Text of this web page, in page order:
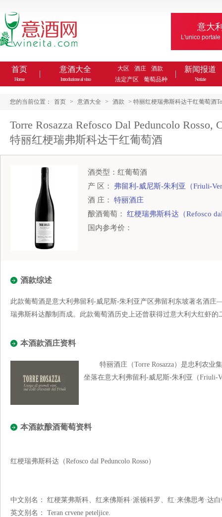
意大
L'unico
首页
Home
意酒大全
Introduzione al vino
大区 酒庄
酒款
法定产区
葡萄品种
新闻报道
Notizie
您的当前位置： 首页 > 意酒大全 > 酒款 > 特丽红梗瑞弗斯科达干红葡萄酒
Torre Rosazza Refosco Dal Peduncolo
特丽红梗瑞弗斯科达干红葡萄酒
酒类型：红葡萄酒
产 区： 弗留利-威尼斯-朱利亚（Friuli-
酒 庄： 特丽酒庄
酿酒葡萄： 红梗瑞弗斯科达（Refosco
国内参考价：
酒款综述
此款葡萄酒是意大利弗留利-威尼斯-朱利亚产区弗留利东坡著名酒
瑞弗斯科达酿制而成。此款葡萄酒历史上还曾获得过意大利大红虾的
本酒款酒庄资料
特丽酒庄（Torre Rosazza）是忠利农业集
坐落在意大利弗留利-威尼斯-朱利亚（Friuli-
本酒款酿酒葡萄资料
红梗瑞弗斯科达（Refosco dal Peduncolo Rosso）
中文别名： 红梗莱弗斯科、红来佛斯科·派顿科罗、红·来佛思考·达
英文别名： Teran crvene peteljice.